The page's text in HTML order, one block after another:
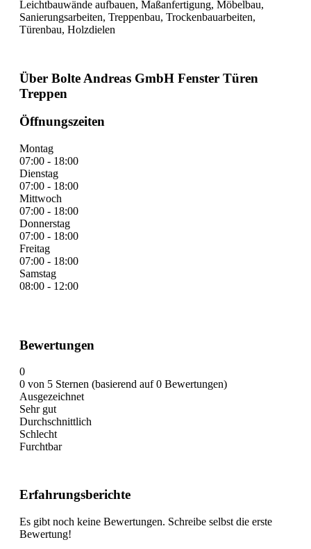
Leichtbauwände aufbauen, Maßanfertigung, Möbelbau,
Sanierungsarbeiten, Treppenbau, Trockenbauarbeiten,
Türenbau, Holzdielen
Über Bolte Andreas GmbH Fenster Türen
Treppen
Öffnungszeiten
Montag
07:00 - 18:00
Dienstag
07:00 - 18:00
Mittwoch
07:00 - 18:00
Donnerstag
07:00 - 18:00
Freitag
07:00 - 18:00
Samstag
08:00 - 12:00
Bewertungen
0
0 von 5 Sternen (basierend auf 0 Bewertungen)
Ausgezeichnet
Sehr gut
Durchschnittlich
Schlecht
Furchtbar
Erfahrungsberichte
Es gibt noch keine Bewertungen. Schreibe selbst die erste
Bewertung!